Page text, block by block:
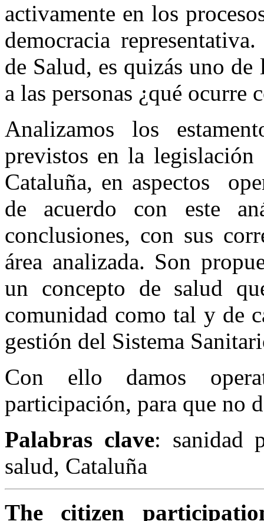
activamente en los
democracia
de Salud, es quizás uno
a las personas ¿qué ocurre
Analizamos los
previstos en la
Cataluña, en aspectos
de acuerdo con este
conclusiones, con sus
área analizada. Son
un concepto de salud
comunidad como tal y de
gestión del Sistema
Con ello damos
participación, para que no
Palabras clave: sanidad
salud, Cataluña
The citizen